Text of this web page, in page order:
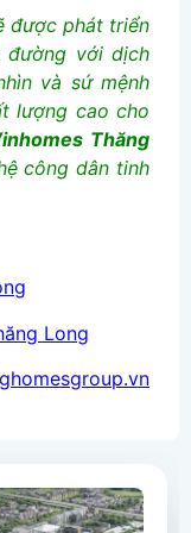
được phát triển
đường với dịch
và sứ mệnh
lượng cao cho
Thăng
công dân tinh
Long